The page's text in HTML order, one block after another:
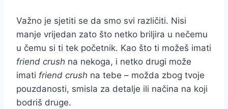
Važno je sjetiti se da smo svi različiti. Nisi
manje vrijedan zato što netko briljira u nečemu
u čemu si ti tek početnik. Kao što ti možeš imati
friend crush na nekoga, i netko drugi može
imati friend crush na tebe – možda zbog tvoje
pouzdanosti, smisla za detalje ili načina na koji
bodriš druge.